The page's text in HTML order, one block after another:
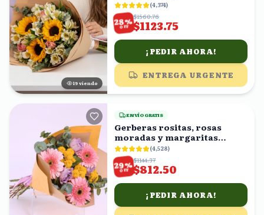
18 viendo
(4,374)
28%
OFF
$1560.76
$1123.75
¡PEDIR AHORA!
ENTREGA URGENTE
ENVÍO GRATIS
Gerberas rositas, rosas
moradas y margaritas
amarillas en ramo
(4,528)
29%
OFF
$1144.37
$812.50
¡PEDIR AHORA!